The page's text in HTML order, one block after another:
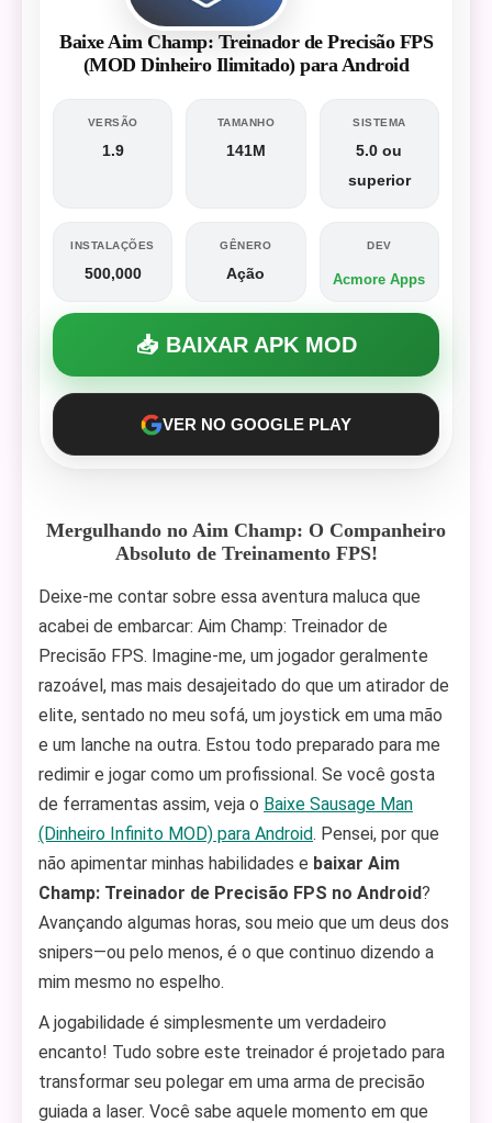
Baixe Aim Champ: Treinador de Precisão FPS
(MOD Dinheiro Ilimitado) para Android
VERSÃO
1.9
TAMANHO
141M
SISTEMA
5.0 ou
superior
INSTALAÇÕES
500,000
GÊNERO
Ação
DEV
Acmore Apps
📥 BAIXAR APK MOD
VER NO GOOGLE PLAY
Mergulhando no Aim Champ: O Companheiro
Absoluto de Treinamento FPS!
Deixe-me contar sobre essa aventura maluca que
acabei de embarcar: Aim Champ: Treinador de
Precisão FPS. Imagine-me, um jogador geralmente
razoável, mas mais desajeitado do que um atirador de
elite, sentado no meu sofá, um joystick em uma mão
e um lanche na outra. Estou todo preparado para me
redimir e jogar como um profissional. Se você gosta
de ferramentas assim, veja o Baixe Sausage Man
(Dinheiro Infinito MOD) para Android. Pensei, por que
não apimentar minhas habilidades e baixar Aim
Champ: Treinador de Precisão FPS no Android?
Avançando algumas horas, sou meio que um deus dos
snipers—ou pelo menos, é o que continuo dizendo a
mim mesmo no espelho.
A jogabilidade é simplesmente um verdadeiro
encanto! Tudo sobre este treinador é projetado para
transformar seu polegar em uma arma de precisão
guiada a laser. Você sabe aquele momento em que